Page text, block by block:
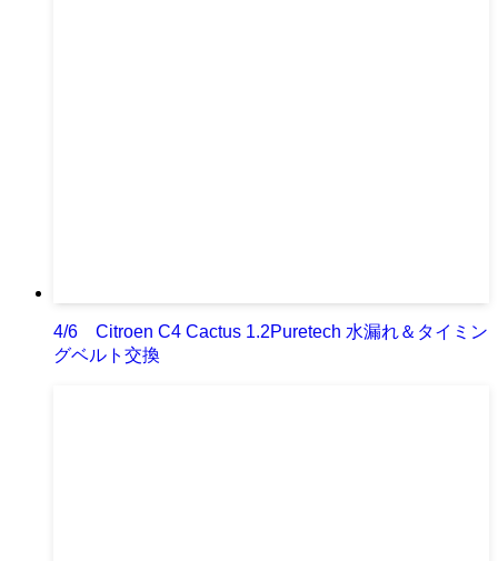
4/6 Citroen C4 Cactus 1.2Puretech 水漏れ＆タイミン
グベルト交換